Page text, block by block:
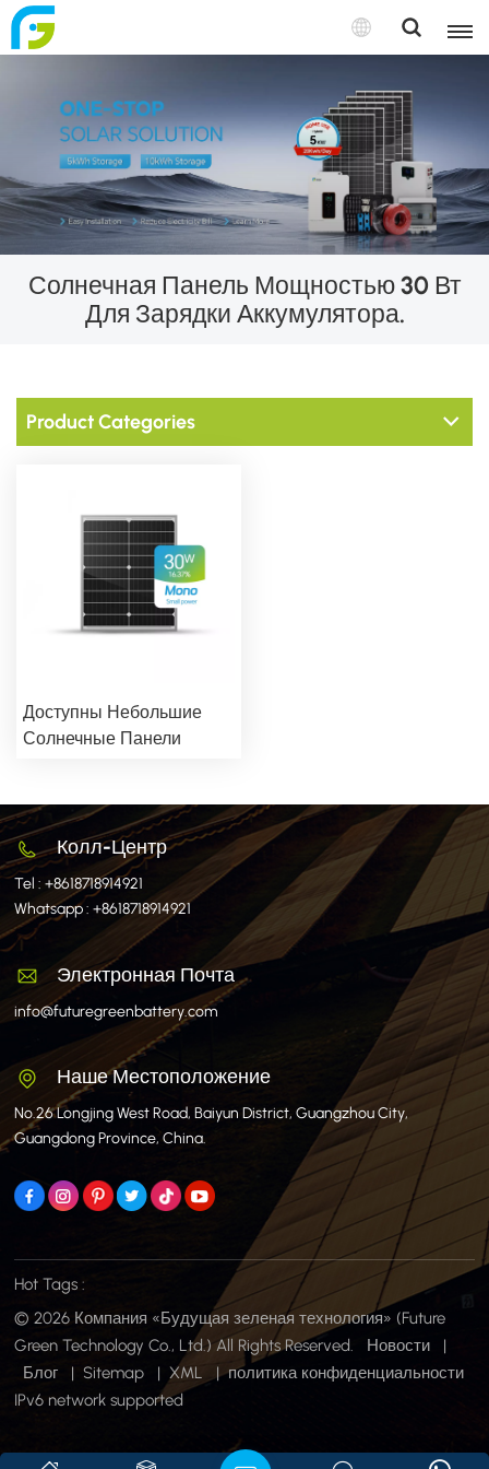
Солнечная Панель Мощностью 30 Вт
Для Зарядки Аккумулятора.
Product Categories
Доступны Небольшие
Солнечные Панели
Заказ.
Колл-Центр
Tel :+8618718914921
Whatsapp :+8618718914921
Электронная Почта
info@futuregreenbattery.com
Наше Местоположение
No.26 Longjing West Road, Baiyun District, Guangzhou City,
Guangdong Province, China.
Hot Tags :
© 2026 Компания «Будущая зеленая технология» (Future
Green Technology Co., Ltd.) All Rights Reserved.
Новости
|
Блог
| Sitemap | XML | политика конфиденциальности
IPv6 network supported